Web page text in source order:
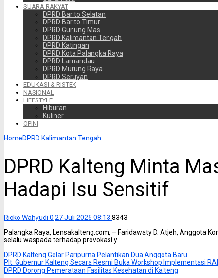
SUARA RAKYAT
DPRD Barito Selatan
DPRD Barito Timur
DPRD Gunung Mas
DPRD Kalimantan Tengah
DPRD Katingan
DPRD Kota Palangka Raya
DPRD Lamandau
DPRD Murung Raya
DPRD Seruyan
EDUKASI & RISTEK
NASIONAL
LIFESTYLE
Hiburan
Kuliner
OPINI
HomeDPRD Kalimantan Tengah
DPRD Kalteng Minta
Hadapi Isu Sensitif
Ricko Wahyudi 0 27 Juli 2025 08:13 8343
Palangka Raya, Lensakalteng.com, – Faridawaty D. Atjeh, Anggota
selalu waspada terhadap provokasi y
DPRD Kalteng Gelar Paripurna Pelantikan Dua Anggota Baru
Plt. Gubernur Kalteng Secara Resmi Buka Workshop Implementasi
DPRD Dorong Pemerataan Fasilitas Kesehatan di Kalteng